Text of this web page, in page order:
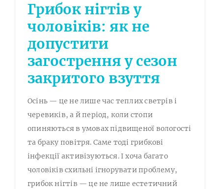
Грибок нігтів у
чоловіків: як не
допустити
загострення у сезон
закритого взуття
Осінь — це не лише час теплих светрів і
черевиків, а й період, коли стопи
опиняються в умовах підвищеної вологості
та браку повітря. Саме тоді грибкові
інфекції активізуються. І хоча багато
чоловіків схильні ігнорувати проблему,
грибок нігтів — це не лише естетичний